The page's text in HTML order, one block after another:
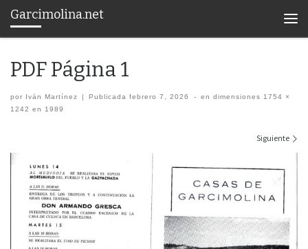
Saltar al contenido
Garcimolina.net
PDF Página 1
por Iván Martínez | Publicadafebrero 7, 2026 - en dimensiones 1754 ×
1242 en 1989
Siguiente